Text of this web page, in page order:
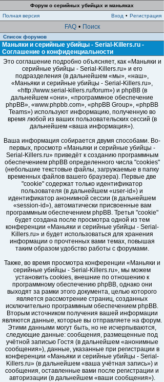
Форум о серийных убийцах и маньяках
Полная версия
Вход • Регистрация
FAQ • Поиск
Список форумов
Маньяки и серийные убийцы - Serial-Killers.ru -
Соглашение о конфиденциальности
Это соглашение подробно объясняет, как «Маньяки и
серийные убийцы - Serial-Killers.ru» и его
подразделения (в дальнейшем «мы», «наш»,
«Маньяки и серийные убийцы - Serial-Killers.ru»,
«http://www.serial-killers.ru/forum») и phpBB (в
дальнейшем «они», «программное обеспечение
phpBB», «www.phpbb.com», «phpBB Group», «phpBB
Teams») используют информацию, полученную во
время любой из ваших пользовательских сессий (в
дальнейшем «ваша информация»).
Ваша информация собирается двумя способами. Во-
первых, просмотр «Маньяки и серийные убийцы -
Serial-Killers.ru» приведёт к созданию программным
обеспечением phpBB определенного числа "cookies"
(небольшие текстовые файлы, загружаемые в папку
временных файлов вашего браузера). Первые две
"cookie" содержат только идентификатор
пользователя (в дальнейшем «user-id») и
идентификатор анонимной сессии (в дальнейшем
«session-id»), автоматически присвоенные вам
программным обеспечением phpBB. Третья "cookie"
будет создана после просмотра одной из тем
конференции «Маньяки и серийные убийцы - Serial-
Killers.ru» и будет использоваться для хранения
информации о прочтенных вами темах, повышая
таким образом удобство работы с форумами.
Также, во время просмотра конференции «Маньяки и
серийные убийцы - Serial-Killers.ru», мы можем
установить cookies, внешние по отношению к
программному обеспечению phpBB, однако они
выходят за рамки этого документа, целью которого
является рассмотрение страниц, созданных
исключительно программным обеспечением phpBB.
Вторым источником получения вашей информации
являются данные, которые вы отправляете на форум.
Этими данными могут быть, но не исчерпываются,
следующие данные: сообщения, размещенные под
учётной записью Гостя (в дальнейшем «анонимные
сообщения»), данные, указанные при регистрации в
конференции «Маньяки и серийные убийцы - Serial-
Killers.ru» (в дальнейшем «ваша учётная запись») и
сообщения, оставленные вами после регистрации и
авторизации (в дальнейшем «ваши сообщения»).